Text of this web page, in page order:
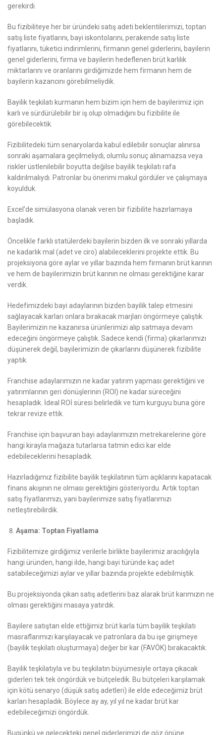
gerekirdi.
Bu fizibiliteye her bir üründeki satış adeti beklentilerimizi, toptan
satış liste fiyatlarını, bayi iskontolarını, perakende satış liste
fiyatlarını, tüketici indirimlerini, firmanın genel giderlerini, bayilerin
genel giderlerini, firma ve bayilerin hedeflenen brüt karlılık
miktarlarını ve oranlarını girdiğimizde hem firmanın hem de
bayilerin kazancını görebilmeliydik.
Bayilik teşkilatı kurmanın hem bizim için hem de bayilerimiz için
karlı ve sürdürülebilir bir iş olup olmadığını bu fizibilite ile
görebilecektik.
Fizibilitedeki tüm senaryolarda kabul edilebilir sonuçlar alınırsa
sonraki aşamalara geçilmeliydi, olumlu sonuç alınamazsa veya
riskler üstlenilebilir boyutta değilse bayilik teşkilatı rafa
kaldırılmalıydı. Patronlar bu önerimi makul gördüler ve çalışmaya
koyulduk.
Excel’de simülasyona olanak veren bir fizibilite hazırlamaya
başladık.
Öncelikle farklı statülerdeki bayilerin bizden ilk ve sonraki yıllarda
ne kadarlık mal (adet ve ciro) alabileceklerini projekte ettik. Bu
projeksiyona göre aylar ve yıllar bazında hem firmanın brüt karının
ve hem de bayilerimizin brüt karının ne olması gerektiğine karar
verdik.
Hedefimizdeki bayi adaylarının bizden bayilik talep etmesini
sağlayacak karları onlara bırakacak marjları öngörmeye çalıştık.
Bayilerimizin ne kazanırsa ürünlerimizi alıp satmaya devam
edeceğini öngörmeye çalıştık. Sadece kendi (firma) çıkarlarımızı
düşünerek değil, bayilerimizin de çıkarlarını düşünerek fizibilite
yaptık.
Franchise adaylarımızın ne kadar yatırım yapması gerektiğini ve
yatırımlarının geri dönüşlerinin (ROI) ne kadar süreceğini
hesapladık. İdeal ROİ süresi belirledik ve tüm kurguyu buna göre
tekrar revize ettik.
Franchise için başvuran bayi adaylarımızın metrekarelerine göre
hangi kirayla mağaza tutarlarsa tatmin edici kar elde
edebileceklerini hesapladık.
Hazırladığımız fizibilite bayilik teşkilatının tüm açıklarını kapatacak
finans akışının ne olması gerektiğini gösteriyordu. Artık toptan
satış fiyatlarımızı, yani bayilerimize satış fiyatlarımızı
netleştirebilirdik.
Aşama: Toptan Fiyatlama
Fizibilitemize girdiğimiz verilerle birlikte bayilerimiz aracılığıyla
hangi üründen, hangi ilde, hangi bayi türünde kaç adet
satabileceğimizi aylar ve yıllar bazında projekte edebilmiştik.
Bu projeksiyonda çıkan satış adetlerini baz alarak brüt karımızın ne
olması gerektiğini masaya yatırdık.
Bayilere satıştan elde ettiğimiz brüt karla tüm bayilik teşkilatı
masraflarımızı karşılayacak ve patronlara da bu işe girişmeye
(bayilik teşkilatı oluşturmaya) değer bir kar (FAVÖK) bırakacaktık.
Bayilik teşkilatıyla ve bu teşkilatın büyümesiyle ortaya çıkacak
giderleri tek tek öngördük ve bütçeledik. Bu bütçeleri karşılamak
için kötü senaryo (düşük satış adetleri) ile elde edeceğimiz brüt
karları hesapladık. Böylece ay ay, yıl yıl ne kadar brüt kar
edebileceğimizi öngördük.
Bugünkü ve gelecekteki genel giderlerimizi de göz önüne